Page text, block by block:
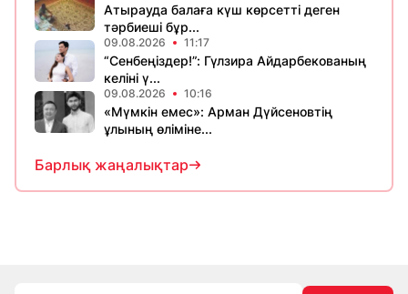
Атырауда балаға күш көрсетті деген
тәрбиеші бұр...
09.08.2026 11:17
“Сенбеңіздер!”: Гүлзира Айдарбекованың
келіні ү...
09.08.2026 10:16
«Мүмкін емес»: Арман Дүйсеновтің
ұлының өліміне...
Барлық жаңалықтар